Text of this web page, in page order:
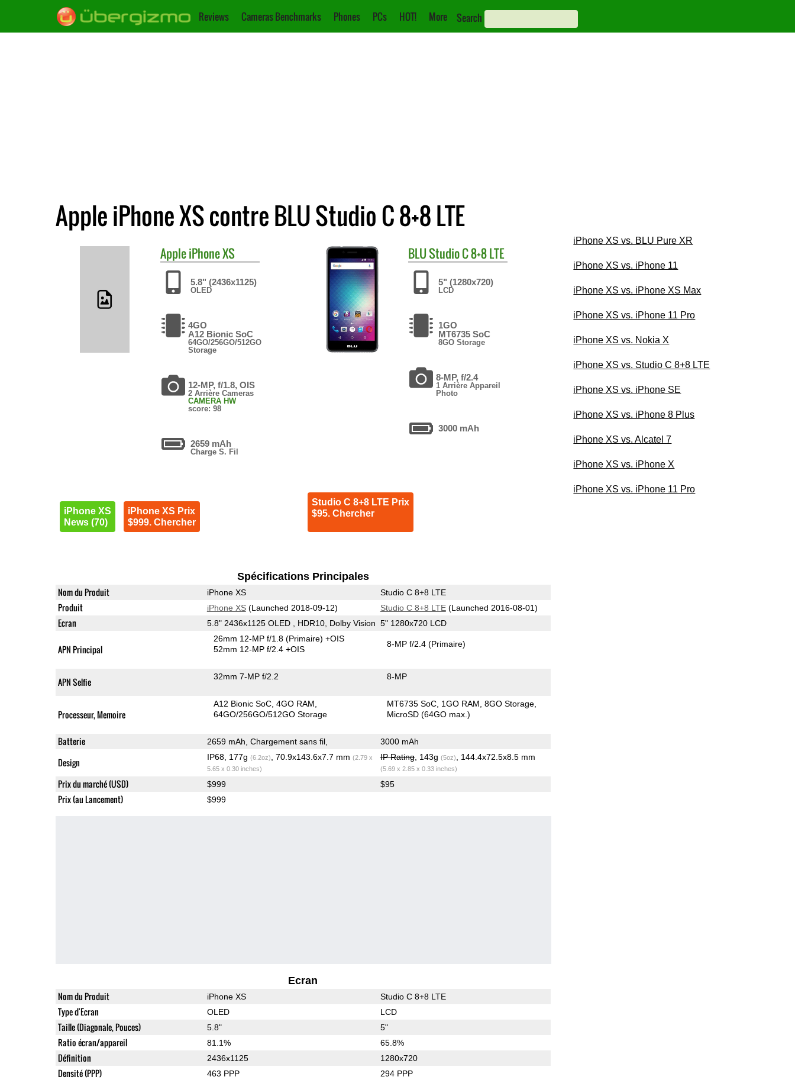
Reviews Cameras Benchmarks Phones PCs HOT! More Search
Apple iPhone XS contre BLU Studio C 8+8 LTE
AppleiPhone XS
5.8" (2436x1125)
OLED
4GO
A12 Bionic SoC
64GO/256GO/512GO
Storage
12-MP, f/1.8, OIS
2 Arrière Cameras
CAMERA HW
score: 98
2659 mAh
Charge S. Fil
iPhone XS
News (70)
iPhone XS Prix
$999. Chercher
BLUStudio C 8+8 LTE
5" (1280x720)
LCD
1GO
MT6735 SoC
8GO Storage
8-MP, f/2.4
1 Arrière Appareil
Photo
3000 mAh
Studio C 8+8 LTE Prix
$95. Chercher
Spécifications Principales
Nom du Produit iPhone XS Studio C 8+8 LTE
Produit iPhone XS(Launched 2018-09-12) Studio C 8+8 LTE(Launched 2016-08-01)
Ecran 5.8" 2436x1125 OLED , HDR10, Dolby Vision 5" 1280x720 LCD
APN Principal
26mm 12-MP f/1.8(Primaire) +OIS
52mm 12-MP f/2.4 +OIS
8-MP f/2.4(Primaire)
APN Selfie 32mm 7-MP f/2.2 8-MP
Processeur, Memoire
A12 Bionic SoC 4GO RAM
64GO/256GO/512GO Storage
MT6735 SoC 1GO RAM 8GO Storage
MicroSD (64GO max.)
Batterie 2659 mAh, Chargement sans fil, 3000 mAh
Design IP68, 177g (6.2oz) , 70.9x143.6x7.7 mm (2.79 x
5.65 x 0.30 inches)
IP Rating, 143g (5oz) , 144.4x72.5x8.5 mm
(5.69 x 2.85 x 0.33 inches)
Prix du marché (USD) $999 $95
Prix (au Lancement) $999
Ecran
Nom du Produit iPhone XS Studio C 8+8 LTE
Type d'Ecran OLED LCD
Taille (Diagonale, Pouces) 5.8" 5"
Ratio écran/appareil 81.1% 65.8%
Définition 2436x1125 1280x720
Densité (PPP) 463 PPP 294 PPP
iPhone XS vs. BLU Pure XR
iPhone XS vs. iPhone 11
iPhone XS vs. iPhone XS Max
iPhone XS vs. iPhone 11 Pro
iPhone XS vs. Nokia X
iPhone XS vs. Studio C 8+8 LTE
iPhone XS vs. iPhone SE
iPhone XS vs. iPhone 8 Plus
iPhone XS vs. Alcatel 7
iPhone XS vs. iPhone X
iPhone XS vs. iPhone 11 Pro